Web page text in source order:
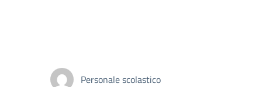
Personale scolastico